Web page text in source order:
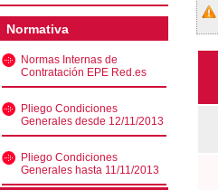
Normativa
Normas Internas de
Contratación EPE Red.es
Pliego Condiciones
Generales desde 12/11/2013
Pliego Condiciones
Generales hasta 11/11/2013